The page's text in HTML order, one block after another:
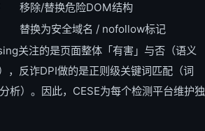
移除/替换危险DOM结构
替换为安全域名 / nofollow标记
关注的是页面整体「有害」与否（语义
，反诈DPI做的是正则级关键词匹配（词
）。因此，CESE为每个检测平台维护独